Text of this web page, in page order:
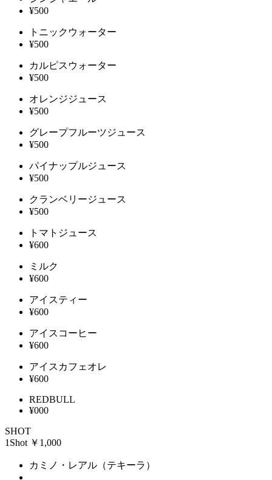
¥500
トニックウォーター
¥500
カルピスウォーター
¥500
オレンジジュース
¥500
グレープフルーツジュース
¥500
パイナップルジュース
¥500
クランベリージュース
¥500
トマトジュース
¥600
ミルク
¥600
アイスティー
¥600
アイスコーヒー
¥600
アイスカフェオレ
¥600
REDBULL
¥000
SHOT
1Shot ￥1,000
カミノ・レアル（テキーラ）